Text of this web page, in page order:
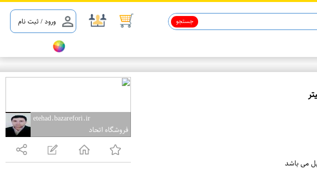
ورود / ثبت نام جستجو
etehad.bazarefori.ir
فروشگاه اتحاد
می باشد